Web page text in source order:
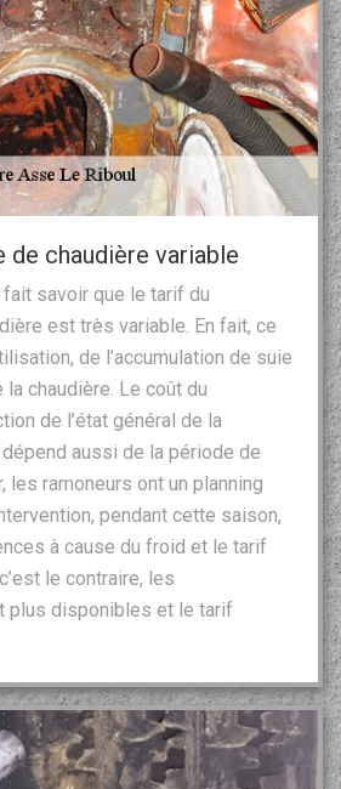
de chaudière variable
savoir que le tarif du
est très variable. En fait, ce
de l’accumulation de suie
la chaudière. Le coût du
de l’état général de la
aussi de la période de
les ramoneurs ont un planning
pendant cette saison,
à cause du froid et le tarif
le contraire, les
plus disponibles et le tarif